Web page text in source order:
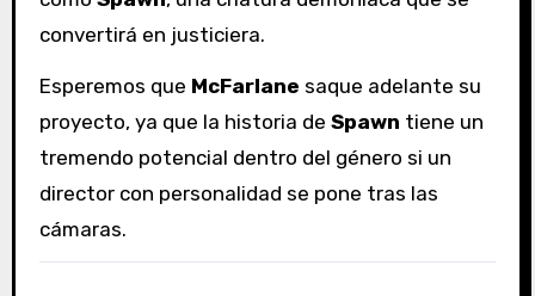
convertirá en justiciera.
Esperemos que McFarlane saque adelante su
proyecto, ya que la historia de Spawn tiene un
tremendo potencial dentro del género si un
director con personalidad se pone tras las
cámaras.